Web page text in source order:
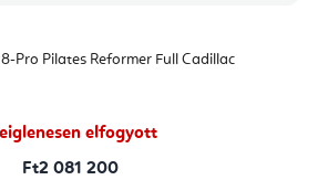
Pro Pilates Reformer Full Cadillac
elfogyott
Ft2 081 200